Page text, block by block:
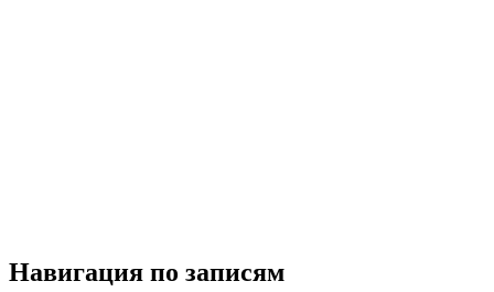
Навигация по записям